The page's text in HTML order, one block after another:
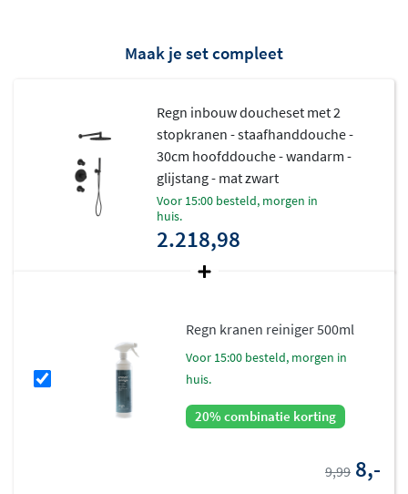
Maak je set compleet
Regn inbouw doucheset met 2
stopkranen - staafhanddouche -
30cm hoofddouche - wandarm -
glijstang - mat zwart
voor 15:00 besteld, morgen in
huis.
2.218,98
Regn kranen reiniger 500ml
voor 15:00 besteld, morgen in
huis.
20% combinatie korting
9,99 8,-